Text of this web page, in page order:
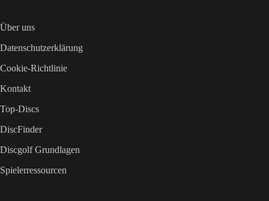
Über uns
Datenschutzerklärung
Cookie-Richtlinie
Kontakt
Top-Discs
DiscFinder
Discgolf Grundlagen
Spielerressourcen